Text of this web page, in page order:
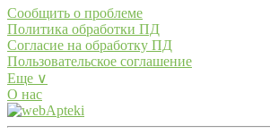
Сообщить о проблеме
Политика обработки ПД
Согласие на обработку ПД
Пользовательское соглашение
Еще ∨
О нас